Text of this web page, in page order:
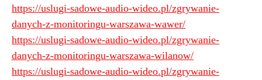
https://uslugi-sadowe-audio-wideo.pl/zgrywanie-
danych-z-monitoringu-warszawa-wawer/
https://uslugi-sadowe-audio-wideo.pl/zgrywanie-
danych-z-monitoringu-warszawa-wilanow/
https://uslugi-sadowe-audio-wideo.pl/zgrywanie-